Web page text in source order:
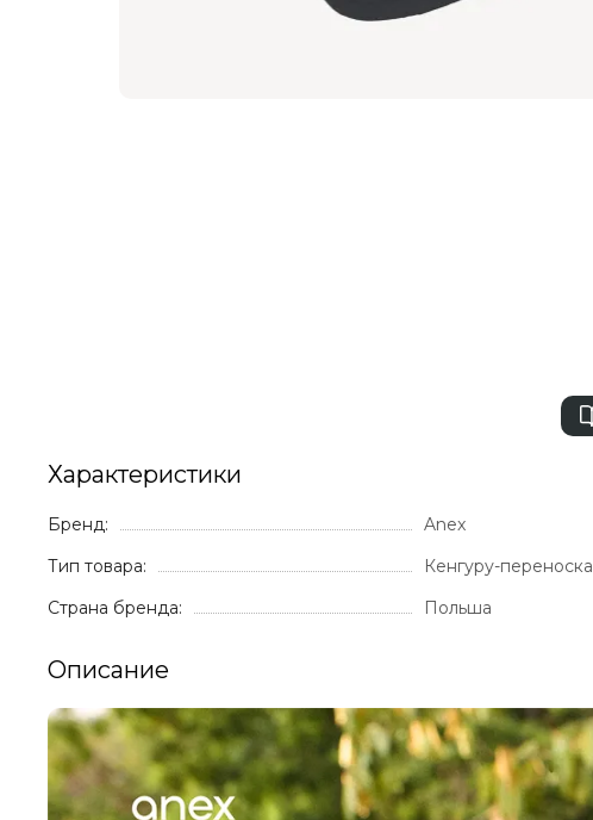
Характеристики
Бренд:
Anex
Тип товара:
Кенгуру-переноска
Страна бренда:
Польша
Описание